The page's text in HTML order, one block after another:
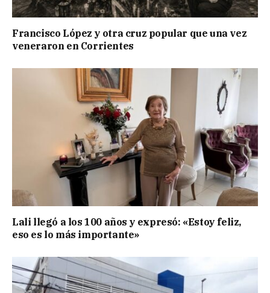
Francisco López y otra cruz popular que una vez
veneraron en Corrientes
Lali llegó a los 100 años y expresó: «Estoy feliz,
eso es lo más importante»